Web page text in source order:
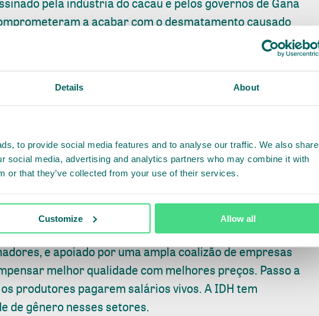
Details About
to provide social media features and to analyse our traffic. We also share
social media, advertising and analytics partners who may combine it with
or that they’ve collected from your use of their services.
Customize Allow all
pela indústria do cacau e pelos governos de Gana
a acabar com o desmatamento causado
de 2020.
governos, empresas e comunidades locais para
do uso da terra em 11 paisagens na Ásia,
os mercados financeiros a investir na agricultura
de conservar 5 milhões de hectares de floresta
em Davos com a Noruega, a GEF e a Unilever.
e outros setores. Isso inclui trabalhar para
juntamente com melhores condições de trabalho e
e apoiado por uma ampla coalizão de empresas
melhor qualidade com melhores preços. Passo a
produtores pagarem salários vivos. A IDH tem
de gênero nesses setores.